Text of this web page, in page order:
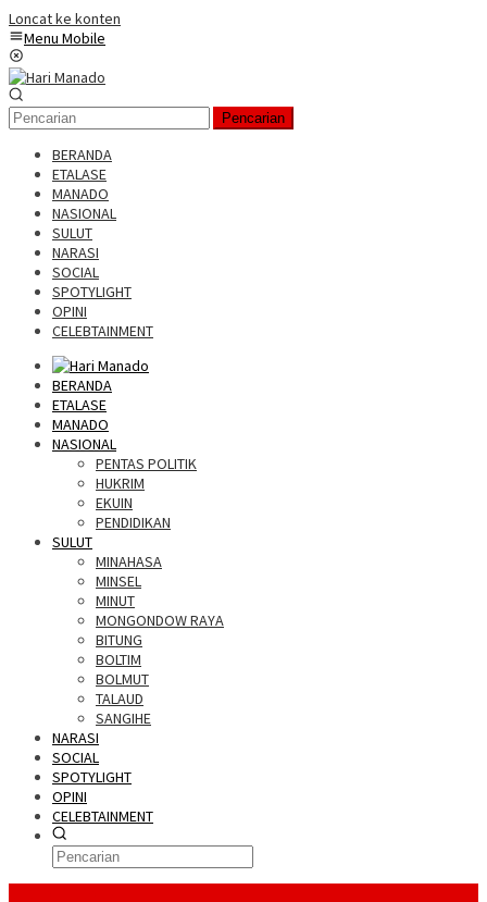
Loncat ke konten
Menu Mobile
Pencarian
BERANDA
ETALASE
MANADO
NASIONAL
SULUT
NARASI
SOCIAL
SPOTYLIGHT
OPINI
CELEBTAINMENT
BERANDA
ETALASE
MANADO
NASIONAL
PENTAS POLITIK
HUKRIM
EKUIN
PENDIDIKAN
SULUT
MINAHASA
MINSEL
MINUT
MONGONDOW RAYA
BITUNG
BOLTIM
BOLMUT
TALAUD
SANGIHE
NARASI
SOCIAL
SPOTYLIGHT
OPINI
CELEBTAINMENT